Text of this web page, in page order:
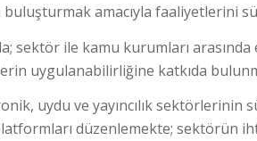
buluşturmak amacıyla faaliyetlerini
sektör ile kamu kurumları
uygulanabilirliğine katkıda
uydu ve yayıncılık sektörlerinin
düzenlemekte;